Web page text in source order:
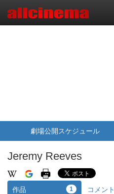
劇場公開スケジュール
Jeremy Reeves
作品 1 コメント